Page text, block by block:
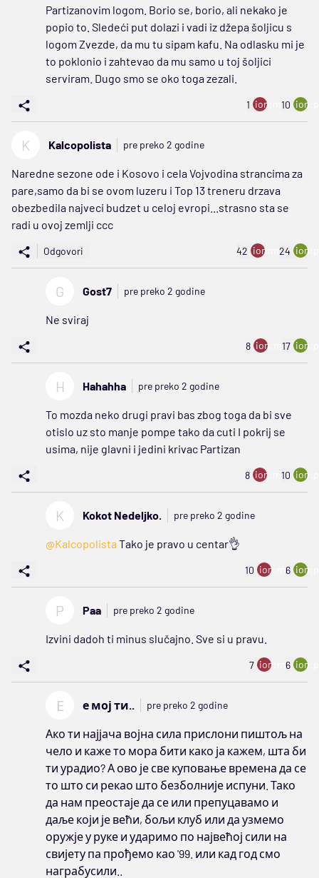
Partizanovim logom. Borio se, borio, ali nekako je
popio to. Sledeći put dolazi i vadi iz džepa šoljicu s
logom Zvezde, da mu tu sipam kafu. Na odlasku mi je
to poklonio i zahtevao da mu samo u toj šoljici
serviram. Dugo smo se oko toga zezali.
1 ion:minus
10
K Kalcopolista pre preko 2 godine
Naredne sezone ode i Kosovo i cela Vojvodina strancima za
pare,samo da bi se ovom luzeru i Top 13 treneru drzava
obezbedila najveci budzet u celoj evropi...strasno sta se
radi u ovoj zemlji ccc
Odgovori 42 ion:minus
24
G Gost7 pre preko 2 godine
Ne sviraj
8 ion:minus
17
H Hahahha pre preko 2 godine
To mozda neko drugi pravi bas zbog toga da bi sve
otislo uz sto manje pompe tako da cuti I pokrij se
usima, nije glavni i jedini krivac Partizan
8 ion:minus
10
K Kokot Nedeljko. pre preko 2 godine
@Kalcopolista Tako je pravo u centar👌
10 ion:minus
6
P Paa pre preko 2 godine
Izvini dadoh ti minus slučajno. Sve si u pravu.
7 ion:minus
6
Е е мој ти.. pre preko 2 godine
Ако ти најјача војна сила прислони пиштољ на
чело и каже то мора бити како ја кажем, шта би
ти урадио? А ово је све куповање времена да се
то што си рекао што безболније испуни. Тако
да нам преостаје да се или препуцавамо и
даље који је већи, бољи клуб или да узмемо
оружје у руке и ударимо по највећој сили на
свијету па прођемо као '99. или кад год смо
награбусили..